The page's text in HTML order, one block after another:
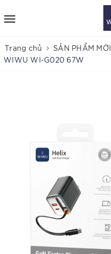
Trang chủ SẢN PHẨM MỚI
WIWU WI-G020 67W